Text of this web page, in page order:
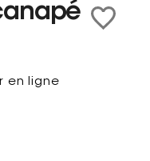
en ligne